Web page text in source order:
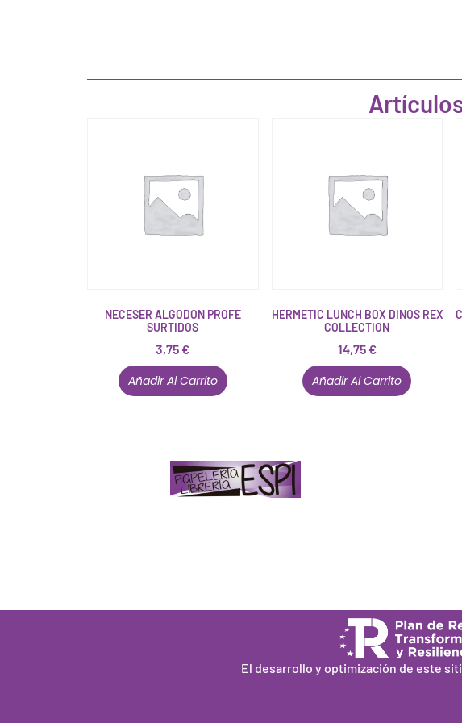
NECESER ALGODON PROFE
SURTIDOS
3,75 €
Añadir Al Carrito
HERMETIC LUNCH BOX DINOS REX
COLLECTION
14,75 €
Añadir Al Carrito
El desarrollo y optimización de este